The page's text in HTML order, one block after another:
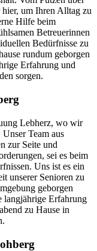
um Ihren Alltag zu
Hilfe beim
Betreuerinnen
Bedürfnisse zu
rundum geborgen
Erfahrung und
sorgen.
Lebherz, wo wir
Team aus
zur Seite und
sei es beim
Uns ist es ein
unserer Senioren zu
geborgen
langjährige Erfahrung
zu Hause in